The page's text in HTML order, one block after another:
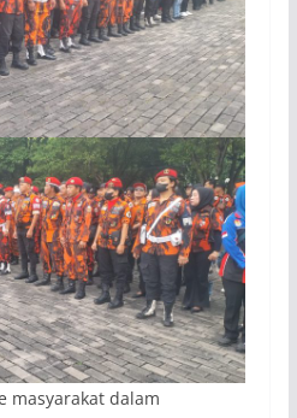
masyarakat dalam